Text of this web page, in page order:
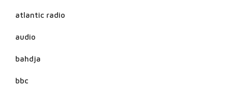
atlantic radio
audio
bahdja
bbc